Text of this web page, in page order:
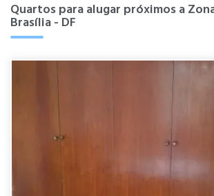
Quartos para alugar próximos a
Brasília - DF